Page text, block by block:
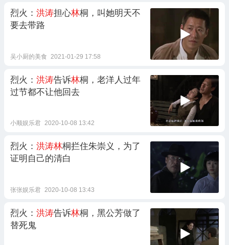
烈火： 洪涛担心林桐，叫她明天不
要去带路
吴小厨的美食 2021-01-29 17:58
烈火： 洪涛告诉林桐，老洋人过年
过节都不让他回去
小顺娱乐君 2020-10-08 13:42
烈火： 洪涛林桐拦住朱崇义，为了
证明自己的清白
张张娱乐君 2020-10-08 13:43
烈火： 洪涛告诉林桐，黑公芳做了
替死鬼